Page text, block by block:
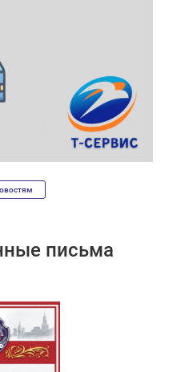
письма